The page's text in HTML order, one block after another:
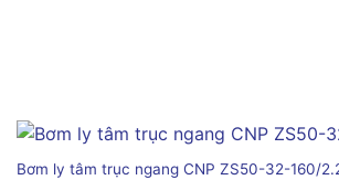
Bơm ly tâm trục ngang CNP ZS50-32-160/